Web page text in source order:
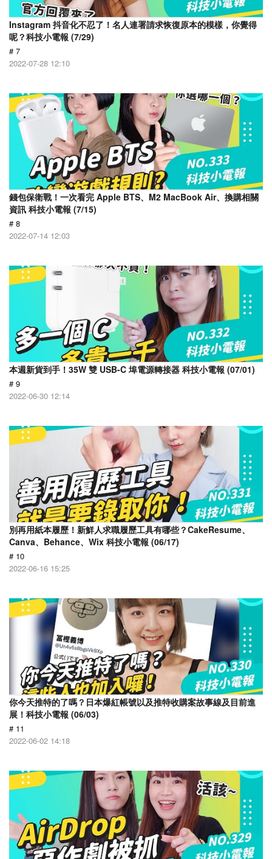
Instagram 抖音化不忍了！名人連署請求恢復原本的模樣，你覺得
呢？科技小電報 (7/29)
# 7
2022-07-28 12:10
錢包保衛戰！一次看完 Apple BTS、M2 MacBook Air、換購相關
資訊 科技小電報 (7/15)
# 8
2022-07-14 12:03
本週新貨到手！35W 雙 USB-C 埠電源轉接器 科技小電報 (07/01)
# 9
2022-06-30 12:14
別再用紙本履歷！新鮮人求職履歷工具有哪些？CakeResume、
Canva、Behance、Wix 科技小電報 (06/17)
# 10
2022-06-16 15:25
你今天推特的了嗎？日本爆紅帳號以及推特收購案故事線及目前進
展！科技小電報 (06/03)
# 11
2022-06-02 14:18